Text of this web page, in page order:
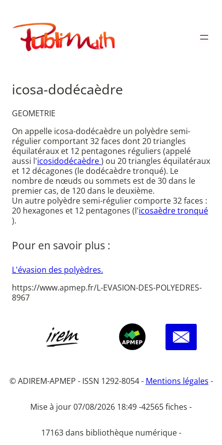
contenu
Publimath
icosa-dodécaèdre
GEOMETRIE
On appelle icosa-dodécaèdre un polyèdre semi-
régulier comportant 32 faces dont 20 triangles
équilatéraux et 12 pentagones réguliers (appelé
aussi l'icosidodécaèdre) ou 20 triangles équilatéraux
et 12 décagones (le dodécaèdre tronqué). Le
nombre de nœuds ou sommets est de 30 dans le
premier cas, de 120 dans le deuxième.
Un autre polyèdre semi-régulier comporte 32 faces :
20 hexagones et 12 pentagones (l'icosaèdre tronqué
).
Pour en savoir plus :
L'évasion des polyèdres.
https://www.apmep.fr/L-EVASION-DES-POLYEDRES-
8967
© ADIREM-APMEP - ISSN 1292-8054 - Mentions légales -
Mise à jour 07/08/2026 18:49 -42565 fiches -
17163 dans bibliothèque numérique -